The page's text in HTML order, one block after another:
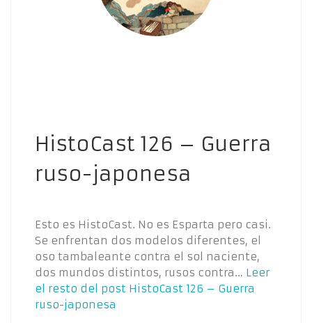
HistoCast 126 – Guerra
ruso-japonesa
Esto es HistoCast. No es Esparta pero casi.
Se enfrentan dos modelos diferentes, el
oso tambaleante contra el sol naciente,
dos mundos distintos, rusos contra… Leer
el resto del post HistoCast 126 – Guerra
ruso-japonesa